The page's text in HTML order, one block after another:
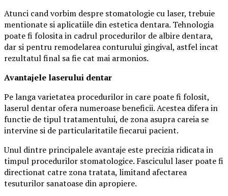
Atunci cand vorbim despre stomatologie cu laser, trebuie
mentionate si aplicatiile din estetica dentara. Tehnologia
poate fi folosita in cadrul procedurilor de albire dentara,
dar si pentru remodelarea conturului gingival, astfel incat
rezultatul final sa fie cat mai armonios.
Avantajele laserului dentar
Pe langa varietatea procedurilor in care poate fi folosit,
laserul dentar ofera numeroase beneficii. Acestea difera in
functie de tipul tratamentului, de zona asupra careia se
intervine si de particularitatile fiecarui pacient.
Unul dintre principalele avantaje este precizia ridicata in
timpul procedurilor stomatologice. Fasciculul laser poate fi
directionat catre zona tratata, limitand afectarea
tesuturilor sanatoase din apropiere.